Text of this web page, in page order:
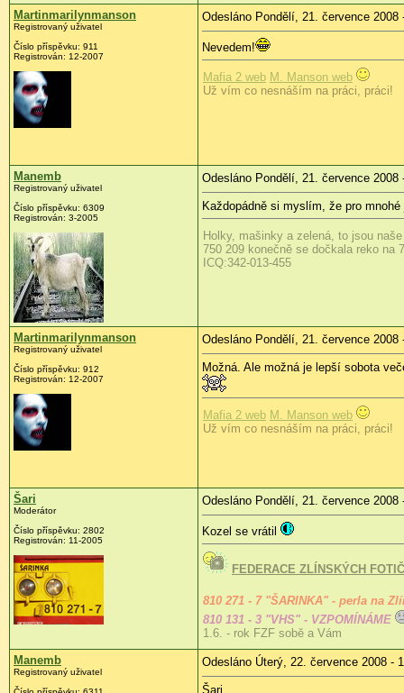
Martinmarilynmanson
Registrovaný uživatel
Číslo příspěvku: 911
Registrován: 12-2007
Odesláno Pondělí, 21. července 2008
Nevedem!
Mafia 2 web M. Manson web
Už vím co nesnáším na práci, práci!
Manemb
Registrovaný uživatel
Číslo příspěvku: 6309
Registrován: 3-2005
Odesláno Pondělí, 21. července 2008
Každopádně si myslím, že pro
Holky, mašinky a zelená, to jsou
750 209 konečně se dočkala reko na
ICQ:342-013-455
Martinmarilynmanson
Registrovaný uživatel
Číslo příspěvku: 912
Registrován: 12-2007
Odesláno Pondělí, 21. července 2008
Možná. Ale možná je lepší sobota
Mafia 2 web M. Manson web
Už vím co nesnáším na práci, práci!
Šari
Moderátor
Číslo příspěvku: 2802
Registrován: 11-2005
Odesláno Pondělí, 21. července 2008
Kozel se vrátil
FEDERACE ZLÍNSKÝCH
810 271 - 7 "ŠARINKA" - perla na
810 131 - 3 "VHS" - VZPOMÍNÁME
1.6. - rok FZF sobě a Vám
Manemb
Registrovaný uživatel
Odesláno Úterý, 22. července 2008 -
Šari